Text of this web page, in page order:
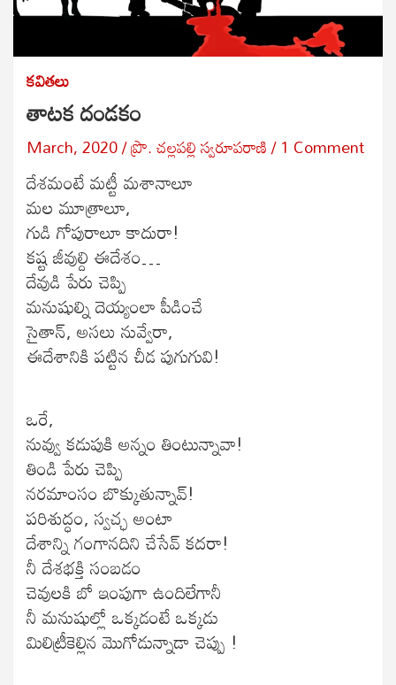
కవితలు
తాటక దండకం
March, 2020 ప్రొ. చల్లపల్లి స్వరూపరాణి 1 Comment
దేశమంటే మట్టీ మశానాలూ
మల మూత్రాలూ,
గుడి గోపురాలూ కాదురా!
కష్ట జీవుల్ది ఈదేశం…
దేవుడి పేరు చెప్పి
మనుషుల్ని దెయ్యంలా పీడించే
సైతాన్, అసలు నువ్వేరా,
ఈదేశానికి పట్టిన చీడ పుగుగువి!
ఒరే,
నువ్వు కడుపుకి అన్నం తింటున్నావా!
తిండి పేరు చెప్పి
నరమాంసం బొక్కుతున్నావ్!
పరిశుద్ధం, స్వచ్ఛ అంటా
దేశాన్ని గంగానదిని చేసేవ్ కదరా!
నీ దేశభక్తి సంబడం
చెవులకి బో ఇంపుగా ఉందిలేగానీ
నీ మనుషుల్లో ఒక్కడంటే ఒక్కడు
మిలిట్రీకెల్లిన మొగోడున్నాడా చెప్పు !